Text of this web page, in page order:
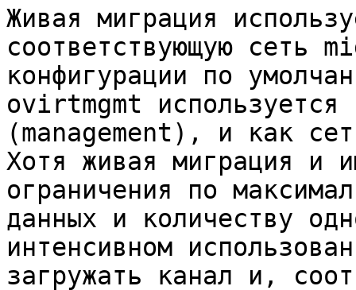
Живая миграция
соответствующую сеть
конфигурации по
ovirtmgmt используется
(management), и как
Хотя живая миграция и
ограничения по
данных и количеству
интенсивном
загружать канал и,